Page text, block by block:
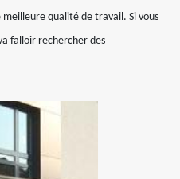
qualité de travail. Si vous
falloir rechercher des